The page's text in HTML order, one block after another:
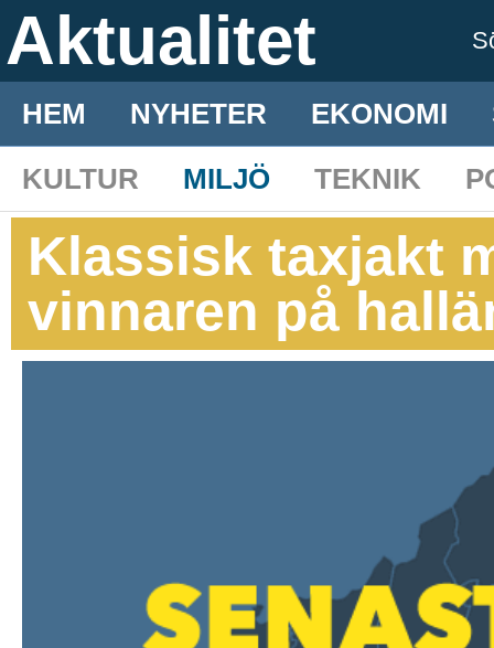
Aktualitet
HEM NYHETER EKONOMI
KULTUR
MILJÖ TEKNIK
Klassisk taxjakt
vinnaren på